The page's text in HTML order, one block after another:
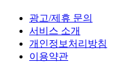
광고/제휴 문의
서비스 소개
개인정보처리방침
이용약관